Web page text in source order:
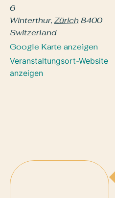
6
Winterthur, Zürich8400
Switzerland
Google Karte anzeigen
Veranstaltungsort-Website
anzeigen